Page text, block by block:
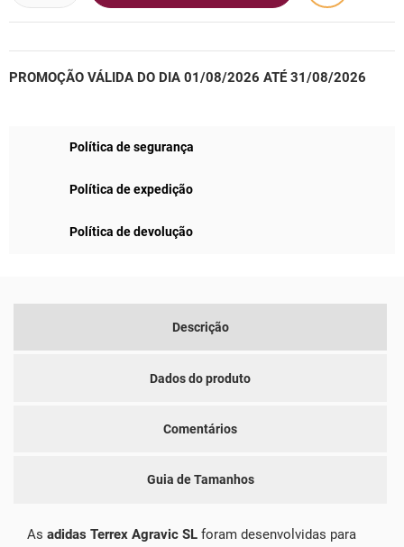
PROMOÇÃO VÁLIDA DO DIA 01/08/2026 ATÉ 31/08/2026
Política de segurança
Política de expedição
Política de devolução
Descrição
Dados do produto
Comentários
Guia de Tamanhos
As adidas Terrex Agravic SL foram desenvolvidas para